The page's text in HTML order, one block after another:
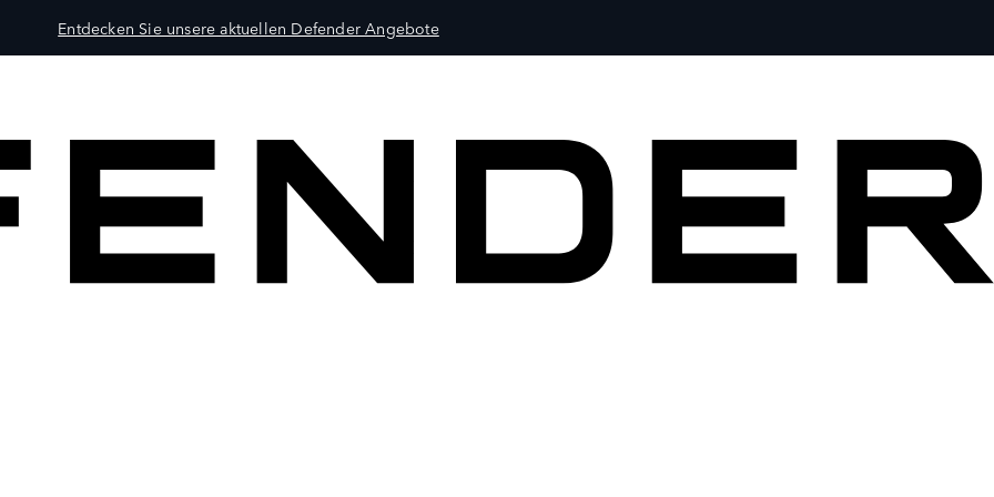
Entdecken Sie unsere aktuellen Defender Angebote